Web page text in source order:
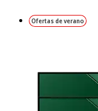
Ofertas de verano